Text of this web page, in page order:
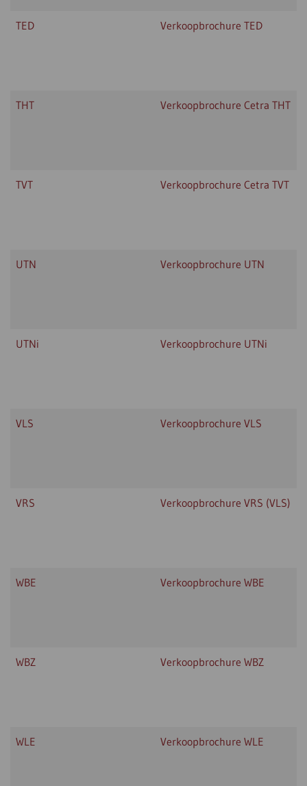
TED Verkoopbrochure TED
THT Verkoopbrochure Cetra THT
TVT Verkoopbrochure Cetra TVT
UTN Verkoopbrochure UTN
UTNi Verkoopbrochure UTNi
VLS Verkoopbrochure VLS
VRS Verkoopbrochure VRS (VLS)
WBE Verkoopbrochure WBE
WBZ Verkoopbrochure WBZ
WLE Verkoopbrochure WLE